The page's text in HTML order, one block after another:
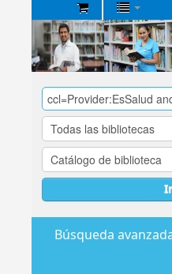
Biblioteca
Central
EsSalud
Ir
Búsqueda